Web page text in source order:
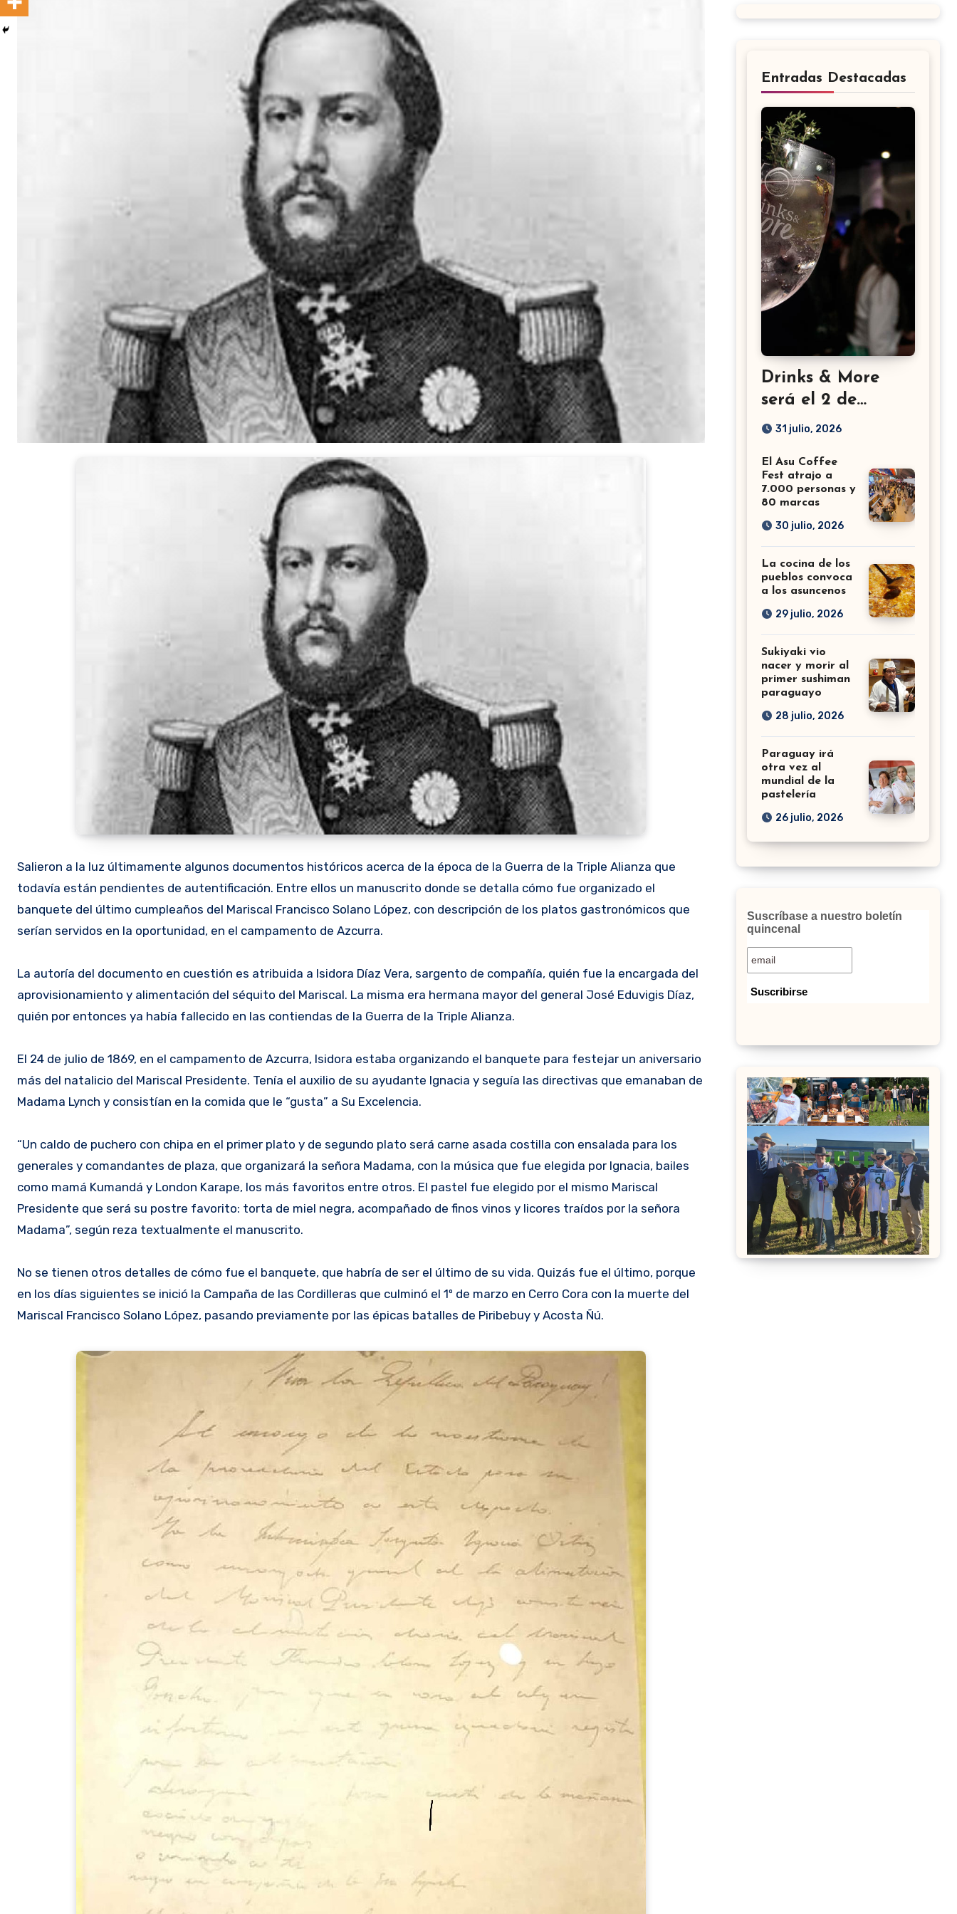
Salieron a la luz últimamente algunos documentos históricos acerca de la época de la Guerra de la Triple Alianza que
todavía están pendientes de autentificación. Entre ellos un manuscrito donde se detalla cómo fue organizado el
banquete del último cumpleaños del Mariscal Francisco Solano López, con descripción de los platos gastronómicos que
serían servidos en la oportunidad, en el campamento de Azcurra.
La autoría del documento en cuestión es atribuida a Isidora Díaz Vera, sargento de compañía, quién fue la encargada del
aprovisionamiento y alimentación del séquito del Mariscal. La misma era hermana mayor del general José Eduvigis Díaz,
quién por entonces ya había fallecido en las contiendas de la Guerra de la Triple Alianza.
El 24 de julio de 1869, en el campamento de Azcurra, Isidora estaba organizando el banquete para festejar un aniversario
más del natalicio del Mariscal Presidente. Tenía el auxilio de su ayudante Ignacia y seguía las directivas que emanaban de
Madama Lynch y consistían en la comida que le “gusta” a Su Excelencia.
“Un caldo de puchero con chipa en el primer plato y de segundo plato será carne asada costilla con ensalada para los
generales y comandantes de plaza, que organizará la señora Madama, con la música que fue elegida por Ignacia, bailes
como mamá Kumandá y London Karape, los más favoritos entre otros. El pastel fue elegido por el mismo Mariscal
Presidente que será su postre favorito: torta de miel negra, acompañado de finos vinos y licores traídos por la señora
Madama”, según reza textualmente el manuscrito.
No se tienen otros detalles de cómo fue el banquete, que habría de ser el último de su vida. Quizás fue el último, porque
en los días siguientes se inició la Campaña de las Cordilleras que culminó el 1º de marzo en Cerro Cora con la muerte del
Mariscal Francisco Solano López, pasando previamente por las épicas batalles de Piribebuy y Acosta Ñú.
Entradas Destacadas
Drinks & More
será el 2 de
setiembre en el
31 julio, 2026
El Asu Coffee
Fest atrajo a
7.000 personas y
80 marcas
30 julio, 2026
La cocina de los
pueblos convoca
a los asuncenos
29 julio, 2026
Sukiyaki vio
nacer y morir al
primer sushiman
paraguayo
28 julio, 2026
Paraguay irá
otra vez al
mundial de la
pastelería
26 julio, 2026
Suscríbase a nuestro boletín
quincenal